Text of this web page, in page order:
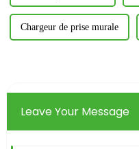
Chargeur de prise murale
Leave Your Message